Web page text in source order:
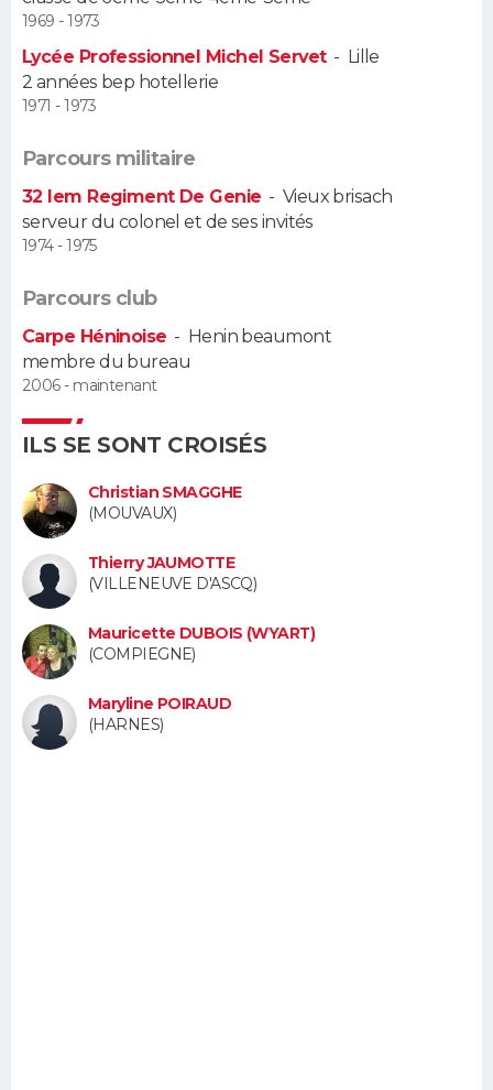
VOYAGE
PHOTO
GUIDES D'ACHAT
BONS PLANS
CARTE DE VOEUX
Carte de Noël
Carte Bonne année
Carte Saint-Valentin
Carte Pâques
Carte d'anniversaire
DICTIONNAIRE
Dictionnaire
Biographies
Citations
Expressions
Proverbes
PROGRAMME TV
S'inscrire
Se connecter
Lycées
Collèges
Primaires
Universités
Entreprises
Service militaire
Avis de recherche
FORUM
Bricolage
Lifestyle
Culture
Sport
Auto
Television
Voyage
Cinema
1969 - 1973
Lycée Professionnel Michel Servet- Lille
2 années bep hotellerie
1971 - 1973
Parcours militaire
32 Iem Regiment De Genie - Vieux brisach
serveur du colonel et de ses invités
1974 - 1975
Parcours club
Carpe Héninoise - Henin beaumont
membre du bureau
2006 - maintenant
ILS SE SONT CROISÉS
Christian SMAGGHE
(MOUVAUX)
Thierry JAUMOTTE
(VILLENEUVE D'ASCQ)
Mauricette DUBOIS (WYART)
(COMPIEGNE)
Maryline POIRAUD
(HARNES)